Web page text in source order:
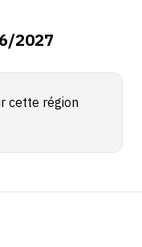
2027
cette région